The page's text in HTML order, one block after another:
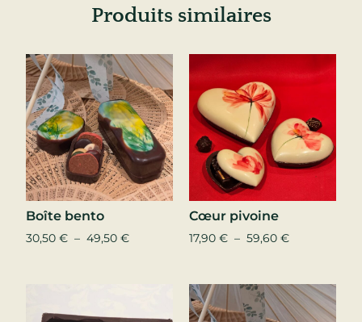
Produits similaires
Boîte bento
30,50 € – 49,50 €
Cœur pivoine
17,90 € – 59,60 €